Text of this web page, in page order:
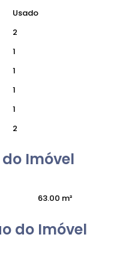
Usado
2
1
1
1
1
2
Imóvel
63.00 m²
do Imóvel